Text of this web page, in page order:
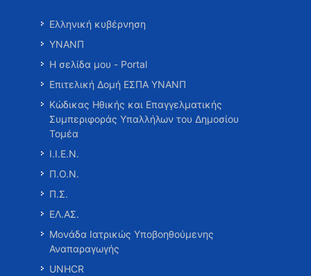
Ελληνική κυβέρνηση
ΥΝΑΝΠ
Η σελίδα μου - Portal
Επιτελική Δομή ΕΣΠΑ ΥΝΑΝΠ
Κώδικας Ηθικής και Επαγγελματικής
Συμπεριφοράς Υπαλλήλων του Δημοσίου
Τομέα
Ι.Ι.Ε.Ν.
Π.Ο.Ν.
Π.Σ.
ΕΛ.ΑΣ.
Μονάδα Ιατρικώς Υποβοηθούμενης
Αναπαραγωγής
UNHCR